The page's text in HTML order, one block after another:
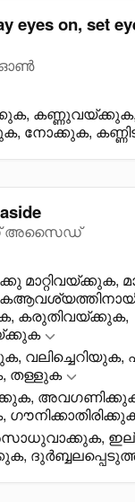
eyes on, set
ഓൺ
നോക്കുക,
അസൈഡ്
മാറ്റിവയ്ക്കുക,
കരുതിവയ്ക്കുക,
തള്ളുക